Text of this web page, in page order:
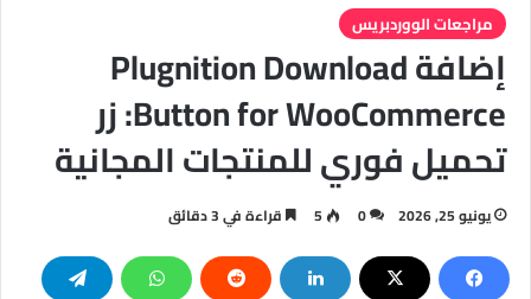
مراجعات الووردبريس
إضافة Plugnition Download
Button for WooCommerce: زر
تحميل فوري للمنتجات المجانية
يونيو 25, 2026 0
5 قراءة في 3 دقائق